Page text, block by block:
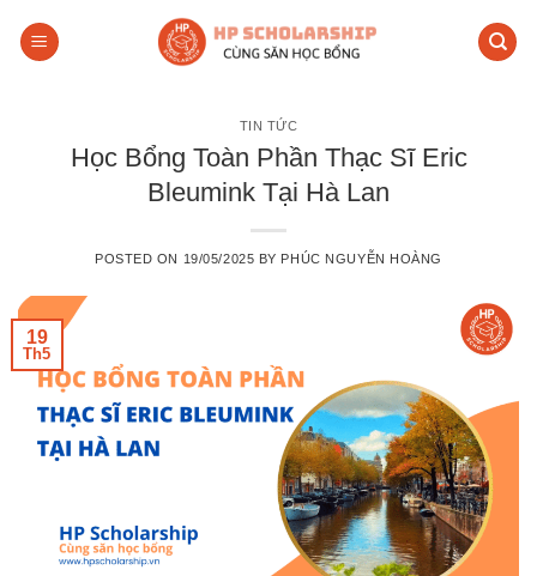
TIN TỨC
Học Bổng Toàn Phần Thạc Sĩ Eric
Bleumink Tại Hà Lan
POSTED ON 19/05/2025 BY PHÚC NGUYỄN HOÀNG
19
Th5